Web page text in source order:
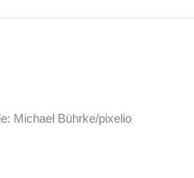
Michael Bührke/pixelio